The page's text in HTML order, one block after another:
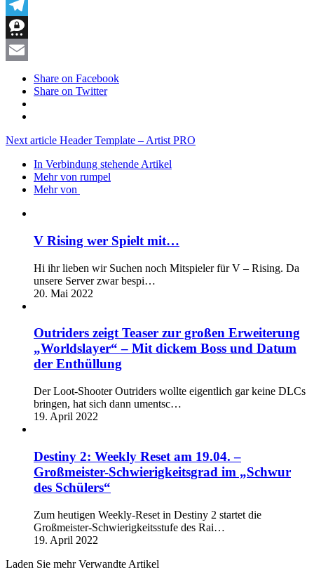
WhatsApp
Telegram
Threema
Share on Facebook
Share on Twitter
Next article Header Template – Artist PRO
In Verbindung stehende Artikel
Mehr von rumpel
Mehr von
V Rising wer Spielt mit…
Hi ihr lieben wir Suchen noch Mitspieler für V – Rising. Da
unsere Server zwar bespi…
20. Mai 2022
Outriders zeigt Teaser zur großen Erweiterung
„Worldslayer“ – Mit dickem Boss und Datum
der Enthüllung
Der Loot-Shooter Outriders wollte eigentlich gar keine DLCs
bringen, hat sich dann umentsc…
19. April 2022
Destiny 2: Weekly Reset am 19.04. –
Großmeister-Schwierigkeitsgrad im „Schwur
des Schülers“
Zum heutigen Weekly-Reset in Destiny 2 startet die
Großmeister-Schwierigkeitsstufe des Rai…
19. April 2022
Laden Sie mehr Verwandte Artikel